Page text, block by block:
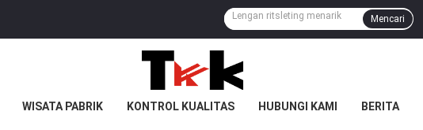
Mencari
WISATA PABRIK KONTROL KUALITAS HUBUNGI KAMI BERITA